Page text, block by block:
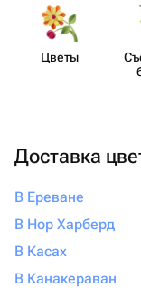
Цветы
Доставка
В Ереване
В Нор Харберд
В Касах
В Канакераван